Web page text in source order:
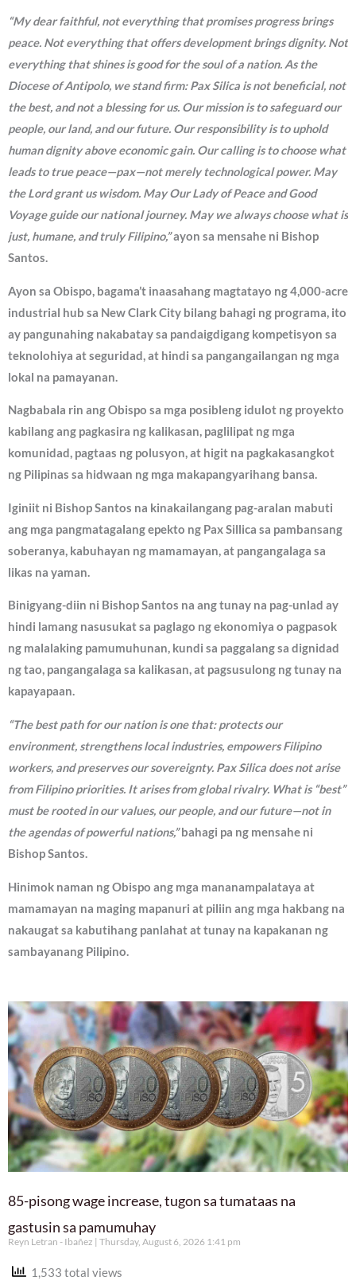
“My dear faithful, not everything that promises progress brings
peace. Not everything that offers development brings dignity. Not
everything that shines is good for the soul of a nation. As the
Diocese of Antipolo, we stand firm: Pax Silica is not beneficial, not
the best, and not a blessing for us. Our mission is to safeguard our
people, our land, and our future. Our responsibility is to uphold
human dignity above economic gain. Our calling is to choose what
leads to true peace—pax—not merely technological power. May
the Lord grant us wisdom. May Our Lady of Peace and Good
Voyage guide our national journey. May we always choose what is
just, humane, and truly Filipino,”ayon sa mensahe ni Bishop
Santos.
Ayon sa Obispo, bagama’t inaasahang magtatayo ng 4,000-acre
industrial hub sa New Clark City bilang bahagi ng programa, ito
ay pangunahing nakabatay sa pandaigdigang kompetisyon sa
teknolohiya at seguridad, at hindi sa pangangailangan ng mga
lokal na pamayanan.
Nagbabala rin ang Obispo sa mga posibleng idulot ng proyekto
kabilang ang pagkasira ng kalikasan, paglilipat ng mga
komunidad, pagtaas ng polusyon, at higit na pagkakasangkot
ng Pilipinas sa hidwaan ng mga makapangyarihang bansa.
Iginiit ni Bishop Santos na kinakailangang pag-aralan mabuti
ang mga pangmatagalang epekto ng Pax Sillica sa pambansang
soberanya, kabuhayan ng mamamayan, at pangangalaga sa
likas na yaman.
Binigyang-diin ni Bishop Santos na ang tunay na pag-unlad ay
hindi lamang nasusukat sa paglago ng ekonomiya o pagpasok
ng malalaking pamumuhunan, kundi sa paggalang sa dignidad
ng tao, pangangalaga sa kalikasan, at pagsusulong ng tunay na
kapayapaan.
“The best path for our nation is one that: protects our
environment, strengthens local industries, empowers Filipino
workers, and preserves our sovereignty. Pax Silica does not arise
from Filipino priorities. It arises from global rivalry. What is “best”
must be rooted in our values, our people, and our future—not in
the agendas of powerful nations,”bahagi pa ng mensahe ni
Bishop Santos.
Hinimok naman ng Obispo ang mga mananampalataya at
mamamayan na maging mapanuri at piliin ang mga hakbang na
nakaugat sa kabutihang panlahat at tunay na kapakanan ng
sambayanang Pilipino.
85-pisong wage increase, tugon sa tumataas na
gastusin sa pamumuhay
Reyn Letran - Ibañez Thursday, August 6, 2026 1:41 pm
1,533 total views